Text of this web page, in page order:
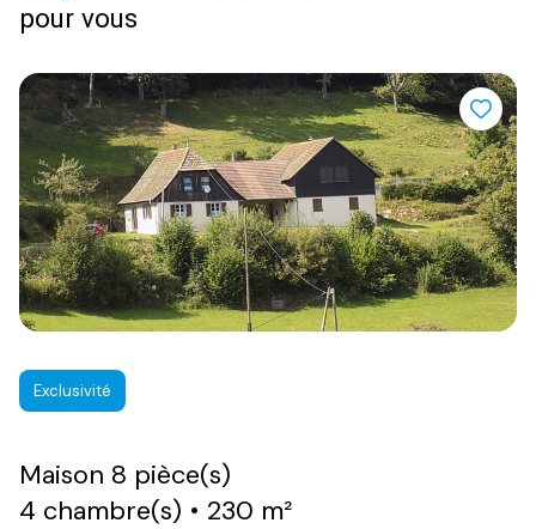
pour vous
Exclusivité
Maison 8 pièce(s)
4 chambre(s)
230 m²